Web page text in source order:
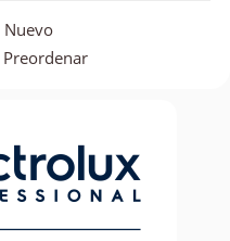
Nuevo
Preordenar